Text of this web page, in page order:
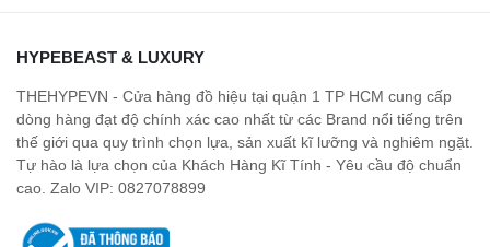
HYPEBEAST & LUXURY
THEHYPEVN - Cửa hàng đồ hiệu tại quận 1 TP HCM cung cấp
dòng hàng đạt độ chính xác cao nhất từ các Brand nổi tiếng trên
thế giới qua quy trình chọn lựa, sản xuất kĩ lưỡng và nghiêm ngặt.
Tự hào là lựa chọn của Khách Hàng Kĩ Tính - Yêu cầu độ chuẩn
cao. Zalo VIP: 0827078899